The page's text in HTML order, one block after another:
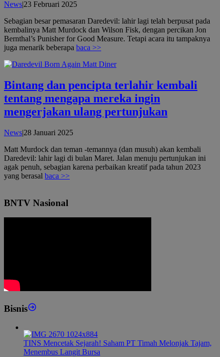
News|23 Februari 2025oleh
Sebagian besar pemasaran Daredevil: lahir lagi telah berpusat pada
kembalinya Matt Murdock dan Wilson Fisk, dengan percikan Jon
Bernthal’s Punisher for Good Measure. Tetapi acara itu tampaknya
juga menarik beberapa baca >>
Bintang dan pencipta terlahir kembali
tentang mengapa mereka ingin
mengerjakan ulang pertunjukan
News|28 Januari 2025oleh
Matt Murdock dan teman -temannya (dan musuh) akan kembali
Daredevil: lahir lagi di bulan Maret. Jalan menuju pertunjukan ini
agak penuh, sebagian karena perbaikan kreatif pada tahun 2023
yang berasal baca >>
BNTV Nasional
Bisnis
TINS Mencetak Sejarah! Saham PT Timah Melonjak Tajam,
Menembus Langit Bursa